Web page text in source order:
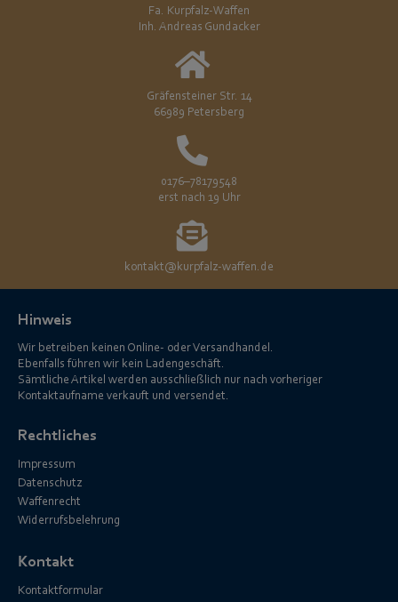
Fa. Kurpfalz-Waffen
Inh. Andreas Gundacker
Gräfensteiner Str. 14
66989 Petersberg
0176–78179548
erst nach 19 Uhr
kontakt@kurpfalz-waffen.de
Hinweis
Wir betreiben keinen Online- oder Versandhandel.
Ebenfalls führen wir kein Ladengeschäft.
Sämtliche Artikel werden ausschließlich nur nach vorheriger
Kontaktaufname verkauft und versendet.
Rechtliches
Impressum
Datenschutz
Waffenrecht
Widerrufsbelehrung
Kontakt
Kontaktformular